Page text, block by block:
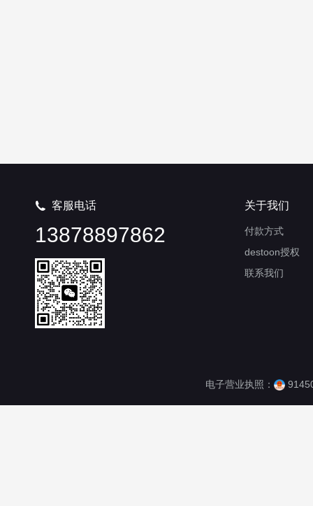
 客服电话
13878897862
关于我们
付款方式
destoon授权
联系我们
电子营业执照：